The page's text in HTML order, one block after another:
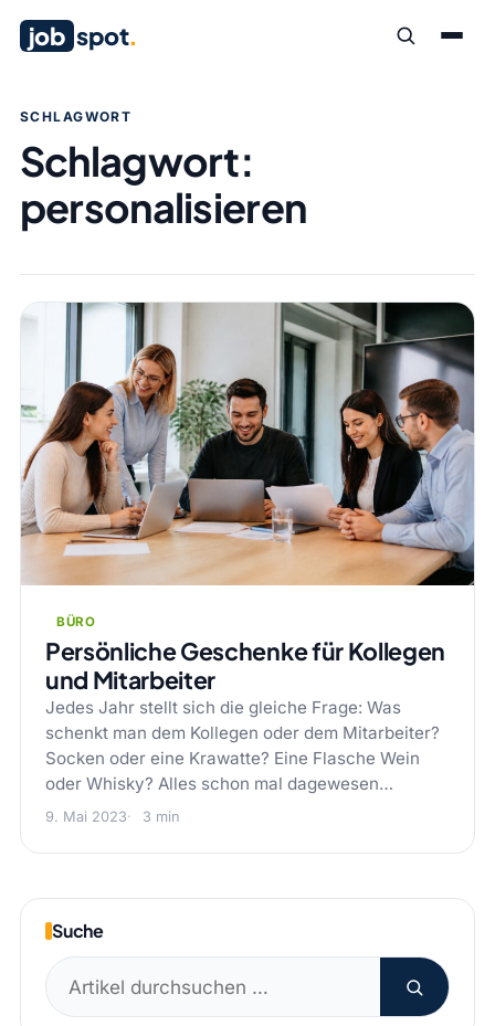
job spot.
SCHLAGWORT
Schlagwort:
personalisieren
BÜRO
Persönliche Geschenke für Kollegen
und Mitarbeiter
Jedes Jahr stellt sich die gleiche Frage: Was
schenkt man dem Kollegen oder dem Mitarbeiter?
Socken oder eine Krawatte? Eine Flasche Wein
oder Whisky? Alles schon mal dagewesen…
9. Mai 2023 3 min
Suche
Suchen
nach: